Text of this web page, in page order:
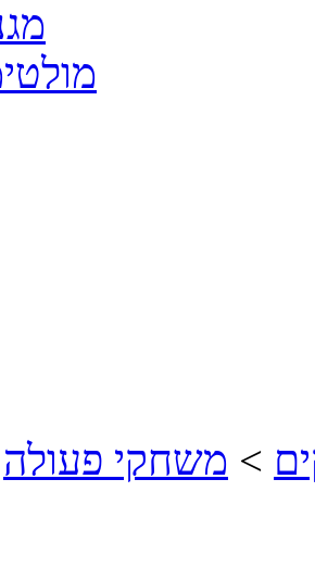
> משחקי פעולה